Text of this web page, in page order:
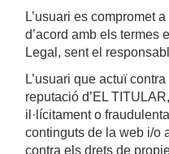
L’usuari es compromet
d’acord amb els termes
Legal, sent el
L’usuari que actuï
reputació d’EL
il·lícitament o
continguts de la web i/o
contra els drets de